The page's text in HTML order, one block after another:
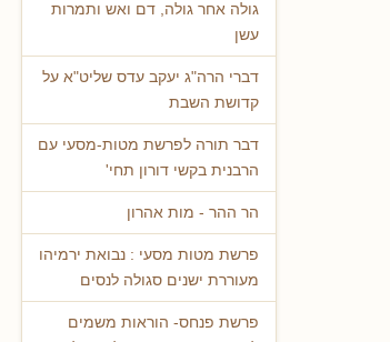
גולה אחר גולה, דם ואש ותמרות
עשן
דברי הרה"ג יעקב עדס שליט"א על
קדושת השבת
דבר תורה לפרשת מטות-מסעי עם
הרבנית בקשי דורון תחי'
הר ההר - מות אהרון
פרשת מטות מסעי : נבואת ירמיהו
מעוררת ישנים סגולה לנסים
פרשת פנחס- הוראות משמים